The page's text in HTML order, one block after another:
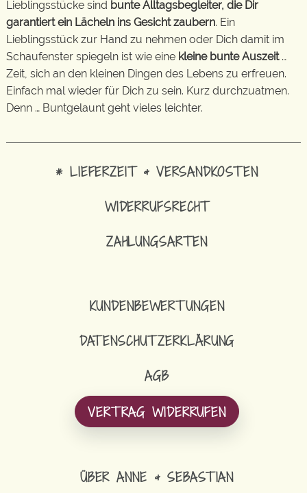
Lieblingsstücke sind bunte Alltagsbegleiter, die Dir
garantiert ein Lächeln ins Gesicht zaubern. Ein
Lieblingsstück zur Hand zu nehmen oder Dich damit im
Schaufenster spiegeln ist wie eine kleine bunte Auszeit…
Zeit, sich an den kleinen Dingen des Lebens zu erfreuen.
Einfach mal wieder für Dich zu sein. Kurz durchzuatmen.
Denn … Buntgelaunt geht vieles leichter.
* LIEFERZEIT & VERSANDKOSTEN
WIDERRUFSRECHT
ZAHLUNGSARTEN
KUNDENBEWERTUNGEN
DATENSCHUTZERKLÄRUNG
AGB
VERTRAG WIDERRUFEN
ÜBER ANNE & SEBASTIAN